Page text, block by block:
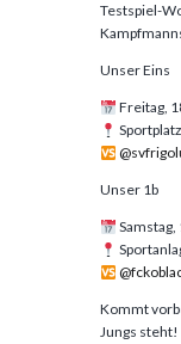
Testspiel-
Unser Eins
Freitag,
@
Unser 1b
@
Kommt
Jungs steht!